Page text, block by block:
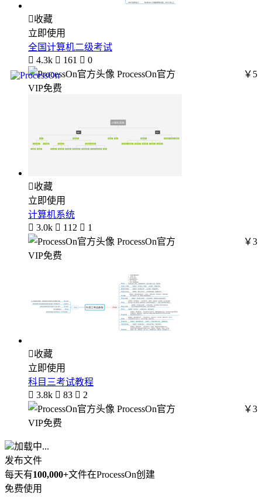
收藏
立即使用
全国计算机二级考试
 4.3k  161  0
ProcessOn官方
￥5
VIP免费
收藏
立即使用
计算机系统
 3.0k  112  1
ProcessOn官方
￥3
VIP免费
收藏
立即使用
科目三考试教程
 3.8k  83  2
ProcessOn官方
￥3
VIP免费
加载中...
发布文件
每天有100,000+文件在ProcessOn创建
免费使用